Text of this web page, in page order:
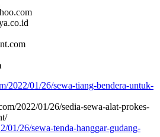
2022/01/26/sewa-tiang-bendera-untuk-
2022/01/26/sedia-sewa-alat-prokes-
01/26/sewa-tenda-hanggar-gudang-